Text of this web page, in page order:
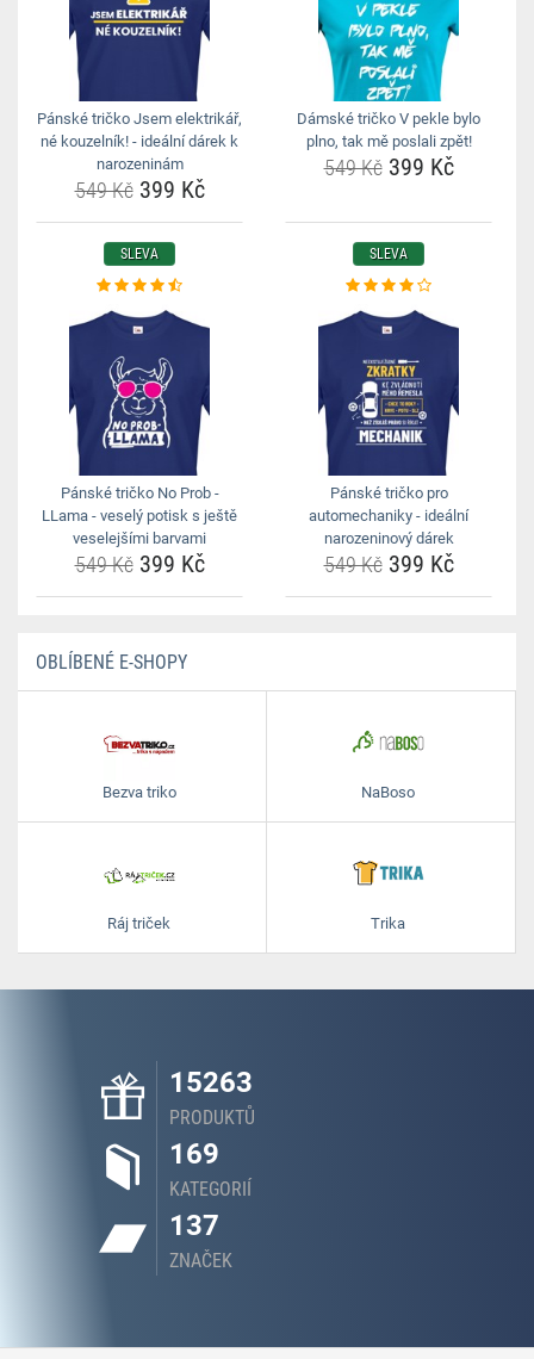
Pánské tričko Jsem elektrikář,
né kouzelník! - ideální dárek k
narozeninám
549 Kč399 Kč
Dámské tričko V pekle bylo
plno, tak mě poslali zpět!
549 Kč399 Kč
SLEVA
Pánské tričko No Prob -
LLama - veselý potisk s ještě
veselejšími barvami
549 Kč399 Kč
SLEVA
Pánské tričko pro
automechaniky - ideální
narozeninový dárek
549 Kč399 Kč
OBLÍBENÉ E-SHOPY
Bezva triko NaBoso
Ráj triček Trika
15263
PRODUKTŮ
169
KATEGORIÍ
137
ZNAČEK